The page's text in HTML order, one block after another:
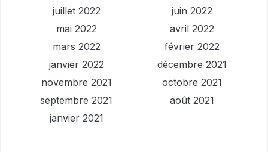
juillet 2022
juin 2022
mai 2022
avril 2022
mars 2022
février 2022
janvier 2022
décembre 2021
novembre 2021
octobre 2021
septembre 2021
août 2021
janvier 2021